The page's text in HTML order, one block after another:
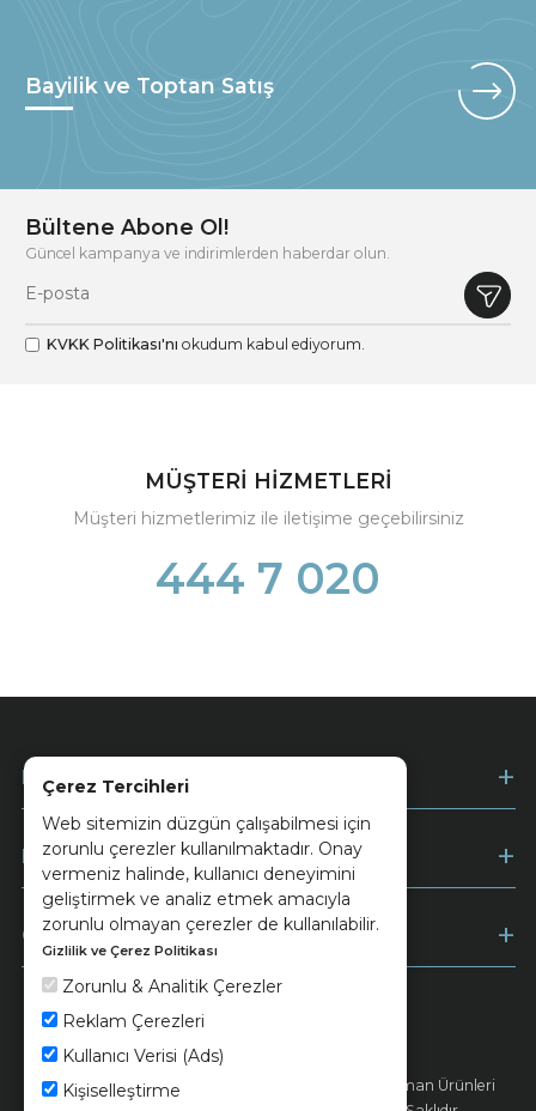
Çerez Tercihleri
Web sitemizin düzgün çalışabilmesi için
zorunlu çerezler kullanılmaktadır. Onay
vermeniz halinde, kullanıcı deneyimini
geliştirmek ve analiz etmek amacıyla
zorunlu olmayan çerezler de kullanılabilir.
Gizlilik ve Çerez Politikası
Zorunlu & Analitik Çerezler
Reklam Çerezleri
Kullanıcı Verisi (Ads)
Kişiselleştirme
Bayilik ve Toptan Satış
Bültene Abone Ol!
Güncel kampanya ve indirimlerden haberdar olun.
KVKK Politikası'nı okudum kabul ediyorum.
MÜŞTERİ HİZMETLERİ
Müşteri hizmetlerimiz ile iletişime geçebilirsiniz
444 7 020
Kurumsal
Müşteri Hizmetleri
Ödeme
© 2026 Ünsa Madencilik Turizm Enerji Seramik Orman Ürünleri